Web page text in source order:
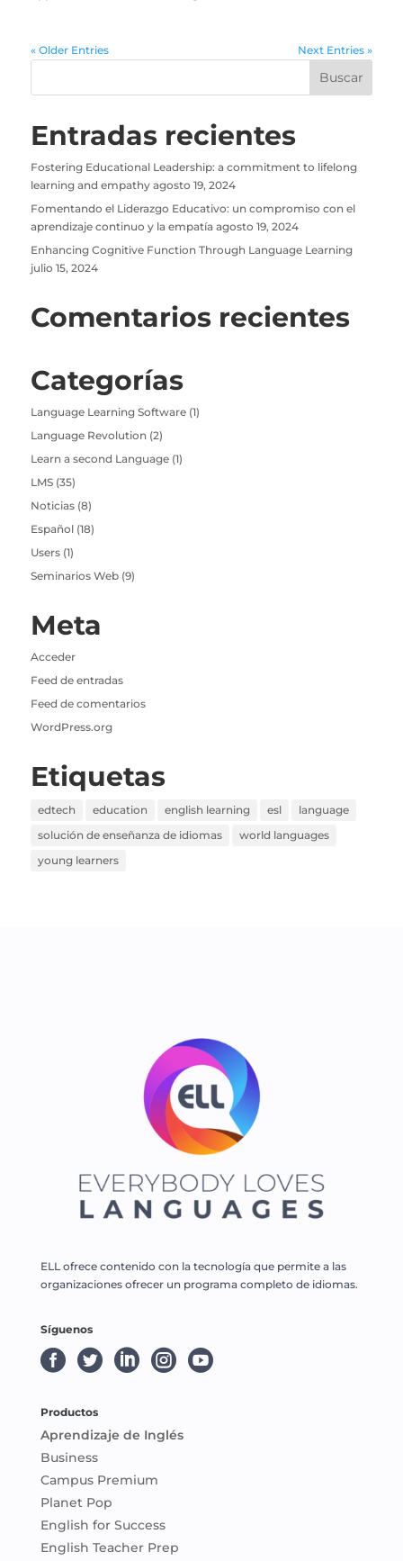
« Older Entries Next Entries »
Entradas recientes
Fostering Educational Leadership: a commitment to lifelong
learning and empathy agosto 19, 2024
Fomentando el Liderazgo Educativo: un compromiso con el
aprendizaje continuo y la empatía agosto 19, 2024
Enhancing Cognitive Function Through Language Learning
julio 15, 2024
Comentarios recientes
Categorías
Language Learning Software(1)
Language Revolution (2)
Learn a second Language(1)
LMS(35)
Noticias(8)
Español(18)
Users(1)
Seminarios Web(9)
Meta
Acceder
Feed de entradas
Feed de comentarios
WordPress.org
Etiquetas
edtech education english learning esl
language
solución de enseñanza de idiomas
world languages
young learners
ELL ofrece contenido con la tecnología que permite a las
organizaciones ofrecer un programa completo de idiomas.
Síguenos
    
Productos
Aprendizaje de Inglés
Business
Campus Premium
Planet Pop
English for Success
English Teacher Prep